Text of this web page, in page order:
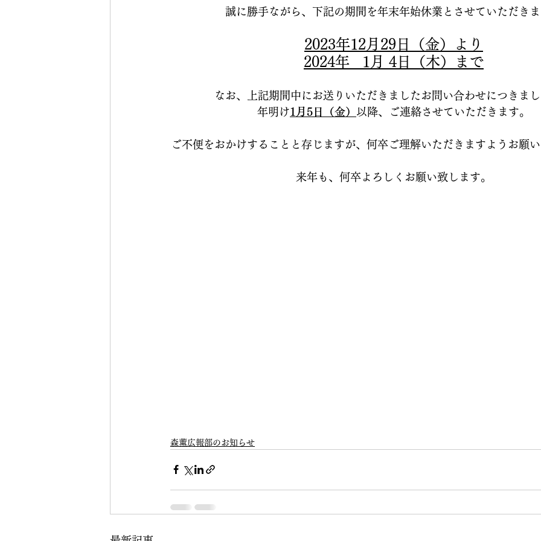
誠に勝手ながら、下記の期間を年末年始休業とさせていただきま
2023年12月29日（金）より
2024年   1月 4日（木）まで
なお、上記期間中にお送りいただきましたお問い合わせにつきまし
年明け1月5日（金） 以降、ご連絡させていただきます。
ご不便をおかけすることと存じますが、何卒ご理解いただきますようお願い
来年も、何卒よろしくお願い致します。
森薫広報部のお知らせ